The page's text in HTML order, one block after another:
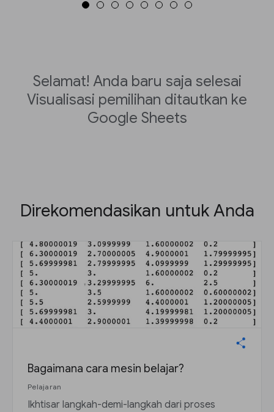
Selamat! Anda baru saja selesai
Visualisasi pemilihan ditautkan ke
Google Sheets
Direkomendasikan untuk Anda
Bagaimana cara mesin belajar?
Pelajaran
Ikhtisar langkah-demi-langkah dari proses